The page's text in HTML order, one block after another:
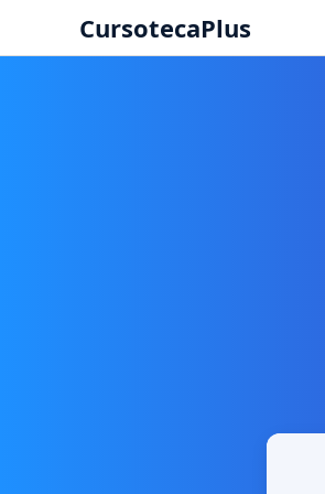
CursotecaPlus